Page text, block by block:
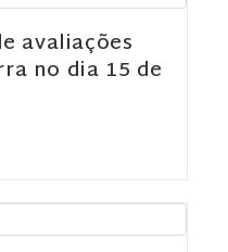
avaliações
no dia 15 de